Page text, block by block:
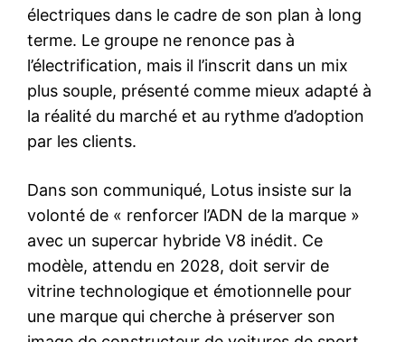
électriques dans le cadre de son plan à long
terme. Le groupe ne renonce pas à
l’électrification, mais il l’inscrit dans un mix
plus souple, présenté comme mieux adapté à
la réalité du marché et au rythme d’adoption
par les clients.
Dans son communiqué, Lotus insiste sur la
volonté de « renforcer l’ADN de la marque »
avec un supercar hybride V8 inédit. Ce
modèle, attendu en 2028, doit servir de
vitrine technologique et émotionnelle pour
une marque qui cherche à préserver son